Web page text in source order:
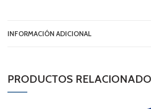
INFORMACIÓN ADICIONAL
PRODUCTOS